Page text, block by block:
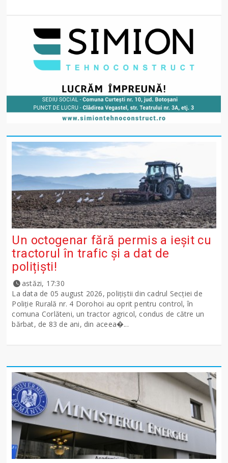
Un octogenar fără permis a ieșit cu
tractorul în trafic și a dat de
polițiști!
astăzi, 17:30
La data de 05 august 2026, polițiștii din cadrul Secției de
Poliție Rurală nr. 4 Dorohoi au oprit pentru control, în
comuna Corlăteni, un tractor agricol, condus de către un
bărbat, de 83 de ani, din aceea�...